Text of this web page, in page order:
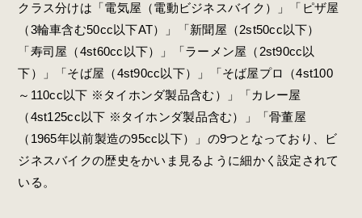
クラス分けは「電気屋（電動ビジネスバイク）」「ピザ屋
（3輪車含む50cc以下AT）」「新聞屋（2st50cc以下）
「寿司屋（4st60cc以下）」「ラーメン屋（2st90cc以
下）」「そば屋（4st90cc以下）」「そば屋プロ（4st100
～110cc以下 ※タイホンダ製品含む）」「カレー屋
（4st125cc以下 ※タイホンダ製品含む）」「骨董屋
（1965年以前製造の95cc以下）」の9つとなっており、ビ
ジネスバイクの歴史をかいま見るように細かく設定されて
いる。